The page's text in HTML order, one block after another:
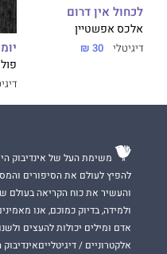
לכחול אין דרום
אלכס אפשטיין
דיגיטלי 30 ₪
משימת העל של אינדיבוק
להפיץ לעולם את הסיפורים
והעשיר את כוח הקריאה בעולם
ולמידה, בדיוק כמוכם, אנו
אדם ומילים יכולות להעצים
אלקטרוניים /